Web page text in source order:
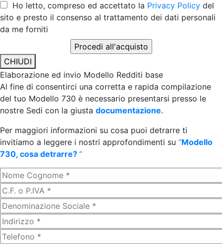
Ho letto, compreso ed accettato la Privacy Policy del
sito e presto il consenso al trattamento dei dati personali
da me forniti
CHIUDI
Elaborazione ed invio Modello Redditi base
Al fine di consentirci una corretta e rapida compilazione
del tuo Modello 730 è necessario presentarsi presso le
nostre Sedi con la giusta documentazione.
Per maggiori informazioni su cosa puoi detrarre ti
invitiamo a leggere i nostri approfondimenti su “Modello
730, cosa detrarre? ”